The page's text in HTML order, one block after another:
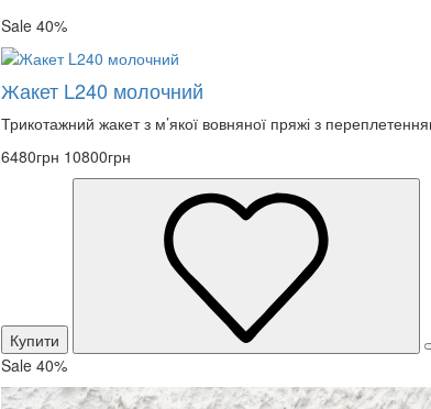
Sale 40%
Жакет L240 молочний
Трикотажний жакет з м’якої вовняної пряжі з
6480грн 10800грн
Купити
Sale 40%